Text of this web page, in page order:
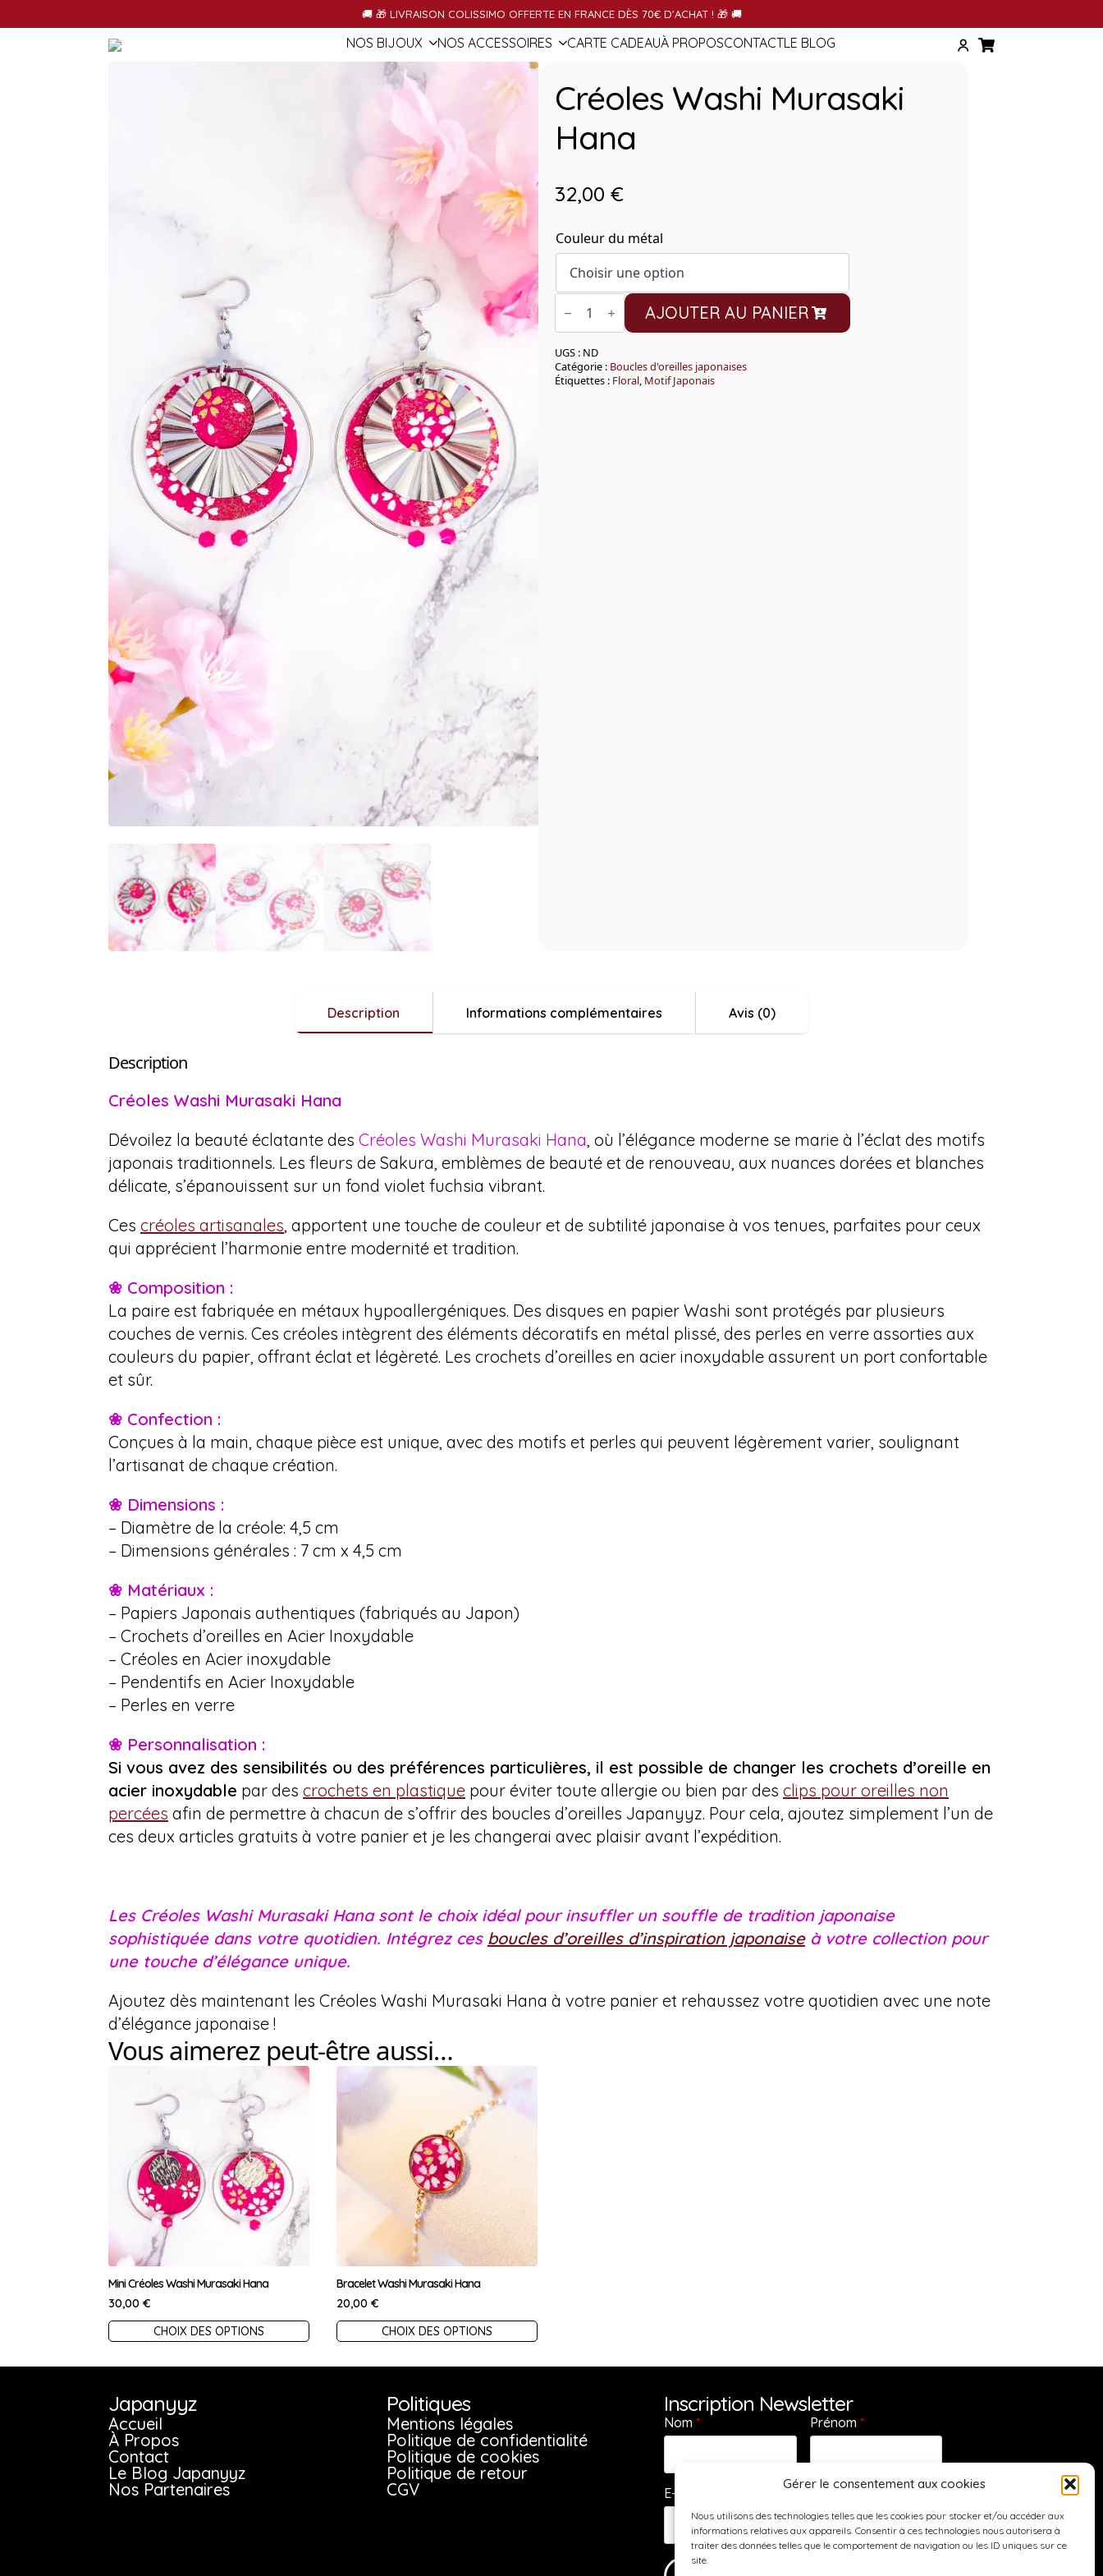
Gérer le consentement aux cookies
Nous utilisons des technologies telles que les cookies pour stocker et/ou accéder aux
informations relatives aux appareils. Consentir à ces technologies nous autorisera à
traiter des données telles que le comportement de navigation ou les ID uniques sur ce
site.
🚚 🎁 LIVRAISON COLISSIMO OFFERTE EN FRANCE DÈS 70€ D'ACHAT ! 🎁 🚚
NOS BIJOUX NOS ACCESSOIRES CARTE CADEAUÀ PROPOSCONTACTLE BLOG
NOS BIJOUX NOS ACCESSOIRES OBJETS JAPONAISCONTACT
Créoles Washi Murasaki
Hana
32,00 €
Couleur du métal
quantité
de
Washi
Murasaki
Hana
AJOUTER AU PANIER
UGS : ND
Catégorie : Boucles d'oreilles japonaises
Étiquettes : Floral, Motif Japonais
Description Informations complémentaires Avis (0)
Description
Créoles Washi Murasaki Hana
Dévoilez la beauté éclatante des Créoles Washi Murasaki Hana , où l’élégance moderne se marie à l’éclat des motifs
japonais traditionnels. Les fleurs de Sakura, emblèmes de beauté et de renouveau, aux nuances dorées et blanches
délicate, s’épanouissent sur un fond violet fuchsia vibrant.
Ces créoles artisanales , apportent une touche de couleur et de subtilité japonaise à vos tenues, parfaites pour ceux
qui apprécient l’harmonie entre modernité et tradition.
❀ Composition :
La paire est fabriquée en métaux hypoallergéniques. Des disques en papier Washi sont protégés par plusieurs
couches de vernis. Ces créoles intègrent des éléments décoratifs en métal plissé, des perles en verre assorties aux
couleurs du papier, offrant éclat et légèreté. Les crochets d’oreilles en acier inoxydable assurent un port confortable
et sûr.
❀ Confection :
Conçues à la main, chaque pièce est unique, avec des motifs et perles qui peuvent légèrement varier, soulignant
l’artisanat de chaque création.
❀ Dimensions :
– Diamètre de la créole: 4,5 cm
– Dimensions générales : 7 cm x 4,5 cm
❀ Matériaux :
– Papiers Japonais authentiques (fabriqués au Japon)
– Crochets d’oreilles en Acier Inoxydable
– Créoles en Acier inoxydable
– Pendentifs en Acier Inoxydable
– Perles en verre
❀ Personnalisation :
Si vous avez des sensibilités ou des préférences particulières, il est possible de changer les crochets d’oreille en
acier inoxydable par des crochets en plastique pour éviter toute allergie ou bien par des clips pour oreilles non
percées afin de permettre à chacun de s’offrir des boucles d’oreilles Japanyyz. Pour cela, ajoutez simplement l’un de
ces deux articles gratuits à votre panier et je les changerai avec plaisir avant l’expédition.
Les Créoles Washi Murasaki Hana sont le choix idéal pour insuffler un souffle de tradition japonaise
sophistiquée dans votre quotidien. Intégrez ces boucles d’oreilles d’inspiration japonaiseà votre collection pour
une touche d’élégance unique.
Ajoutez dès maintenant les Créoles Washi Murasaki Hana à votre panier et rehaussez votre quotidien avec une note
d’élégance japonaise !
Vous aimerez peut-être aussi…
Mini Créoles Washi Murasaki Hana
30,00 €
CHOIX DES OPTIONS
Ce
plusieurs
variations.
Les
options
peuvent
Bracelet Washi Murasaki Hana
20,00€
CHOIX DES OPTIONS
Ce
plusieurs
variations.
options
peuvent
Japanyyz
Accueil
À Propos
Contact
Le Blog Japanyyz
Nos Partenaires
Politiques
Mentions légales
Politique de confidentialité
Politique de cookies
Politique de retour
CGV
Inscription Newsletter
Nom * Prénom *
E-mail